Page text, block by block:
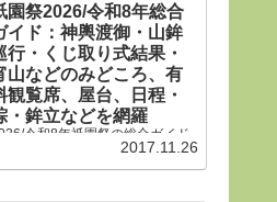
園祭2026/令和8年総合
イド：神輿渡御・山鉾
行・くじ取り式結果・
山などのみどころ、有
観覧席、屋台、日程・
・鉾立などを網羅
令和8年祇園祭の総合ガイド
す。本年は神輿渡御、山鉾巡
2017.11.26